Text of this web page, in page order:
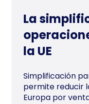
La
la UE
Simplificación
permite reducir
Europa por